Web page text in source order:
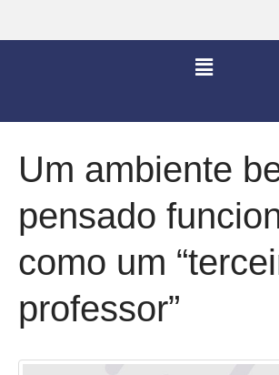
Um ambiente
pensado
como um
professor”